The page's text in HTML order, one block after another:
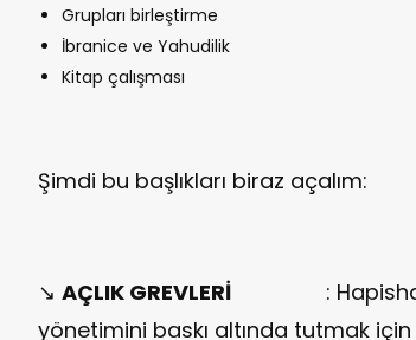
Grupları birleştirme
İbranice ve Yahudilik
Kitap çalışması
Şimdi bu başlıkları biraz açalım:
↘ AÇLIK GREVLERİ : Hapishane
yönetimini baskı altında tutmak